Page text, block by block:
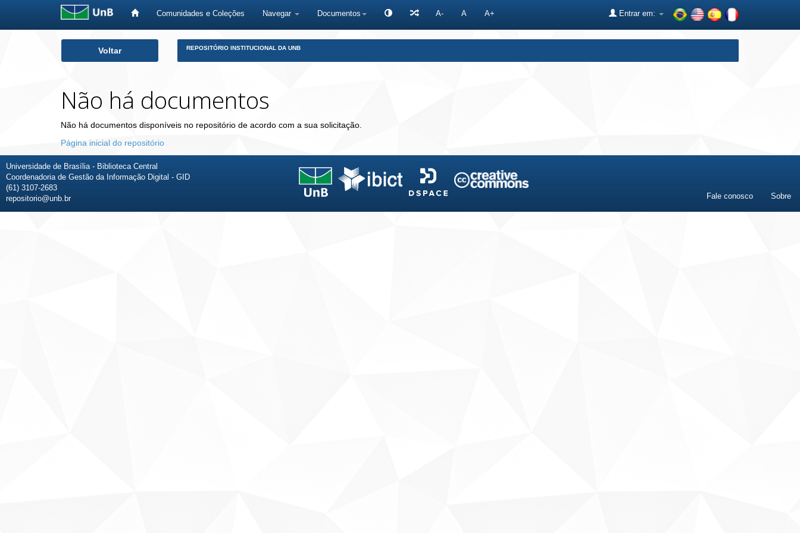
Comunidades e Coleções Navegar Documentos A- A A+ Entrar em:
Voltar REPOSITÓRIO INSTITUCIONAL DA UNB
Não há documentos
Não há documentos disponíveis no repositório de acordo com a sua solicitação.
Página inicial do repositório
Universidade de Brasília - Biblioteca Central
Coordenadoria de Gestão da Informação Digital - GID
(61) 3107-2683
repositorio@unb.br
Fale conosco Sobre